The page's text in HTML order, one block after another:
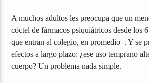
A muchos adultos les preocupa que un
cóctel de fármacos psiquiátricos desde los
que entran al colegio, en promedio–. Y se
efectos a largo plazo: ¿ese uso temprano
cuerpo? Un problema nada simple.